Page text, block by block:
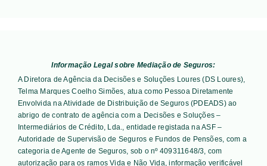
Informação Legal sobre Mediação de Seguros:
A Diretora de Agência da Decisões e Soluções Loures (DS Loures),
Telma Marques Coelho Simões, atua como Pessoa Diretamente
Envolvida na Atividade de Distribuição de Seguros (PDEADS) ao
abrigo de contrato de agência com a Decisões e Soluções –
Intermediários de Crédito, Lda., entidade registada na ASF –
Autoridade de Supervisão de Seguros e Fundos de Pensões, com a
categoria de Agente de Seguros, sob o nº 409311648/3, com
autorização para os ramos Vida e Não Vida, informação verificável